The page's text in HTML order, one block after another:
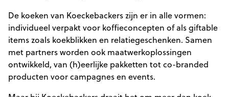
De koeken van Koeckebackers zijn er in alle vormen:
individueel verpakt voor koffieconcepten of als giftable
items zoals koekblikken en relatiegeschenken. Samen
met partners worden ook maatwerkoplossingen
ontwikkeld, van (h)eerlijke pakketten tot co-branded
producten voor campagnes en events.